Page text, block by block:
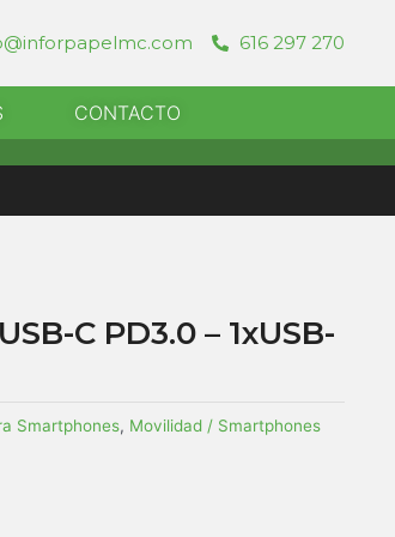
616 297 270
CONTACTO
C PD3.0 – 1xUSB-
Smartphones, Movilidad / Smartphones